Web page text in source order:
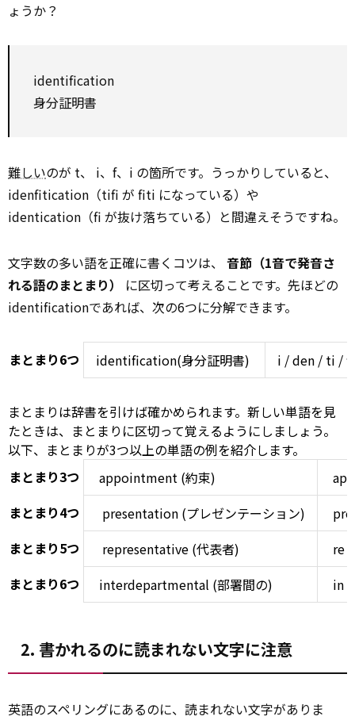
ょうか？
identification
身分証明書
難しいのが t、 i、f、i の箇所です。うっかりしていると、
idenfitication（tifi が fiti になっている）や
identication（fi が抜け落ちている）と間違えそうですね。
文字数の多い語を正確に書くコツは、 音節（1音で発音さ
れる語のまとまり）
に区切って考えることです。先ほどの
identificationであれば、次の6つに分解できます。
まとまり6つ identification(身分証明書) i / den / ti /
まとまりは辞書を引けば確かめられます。新しい単語を見
たときは、まとまりに区切って覚えるようにしましょう。
以下、まとまりが3つ以上の単語の例を紹介します。
まとまり3つ
appointment (約束)
ap
まとまり4つ
presentation (プレゼンテーション)
まとまり5つ
representative (代表者)
re
まとまり6つ
interdepartmental (部署間の) in
2. 書かれるのに読まれない文字に注意
英語のスペリングにあるのに、読まれない文字がありま